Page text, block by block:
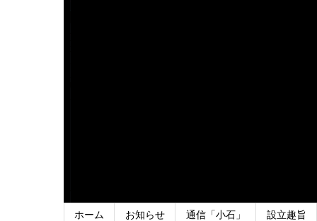
ホーム お知らせ 通信「小石」 設立趣旨